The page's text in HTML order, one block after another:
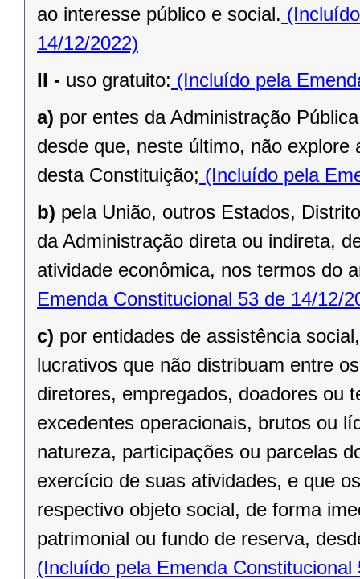
ao interesse público e social.
14/12/2022)
II - uso gratuito: (Incluído pela
a) por entes da Administração
desde que, neste último, não
desta Constituição; (Incluído pela
b) pela União, outros Estados,
da Administração direta ou indireta,
atividade econômica, nos termos do
Emenda Constitucional 53 de 14/12/
c) por entidades de assistência
lucrativos que não distribuam entre
diretores, empregados, doadores ou
excedentes operacionais, brutos ou
natureza, participações ou parcelas
exercício de suas atividades, e que
respectivo objeto social, de forma
patrimonial ou fundo de reserva,
(Incluído pela Emenda Constitucional